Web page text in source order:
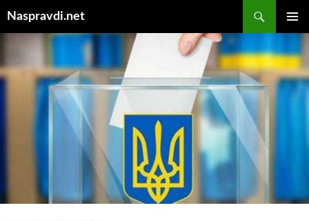
вмісту
Naspravdi.net